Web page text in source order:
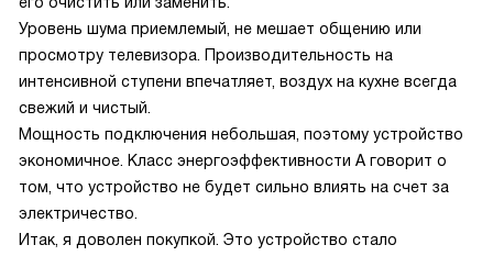
Уровень шума приемлемый, не мешает общению или
просмотру телевизора. Производительность на
интенсивной ступени впечатляет, воздух на кухне всегда
свежий и чистый.
Мощность подключения небольшая, поэтому устройство
экономичное. Класс энергоэффективности A говорит о
том, что устройство не будет сильно влиять на счет за
электричество.
Итак, я доволен покупкой. Это устройство стало